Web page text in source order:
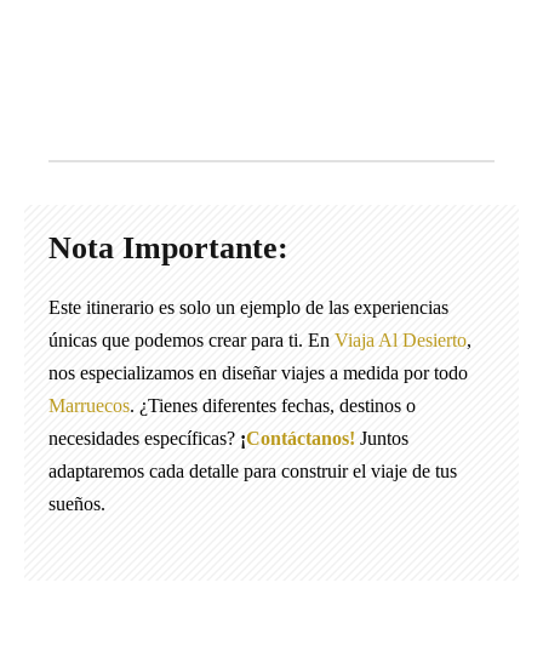
Nota Importante:
Este itinerario es solo un ejemplo de las experiencias
únicas que podemos crear para ti. En Viaja Al Desierto,
nos especializamos en diseñar viajes a medida por todo
Marruecos. ¿Tienes diferentes fechas, destinos o
necesidades específicas? ¡Contáctanos! Juntos
adaptaremos cada detalle para construir el viaje de tus
sueños.